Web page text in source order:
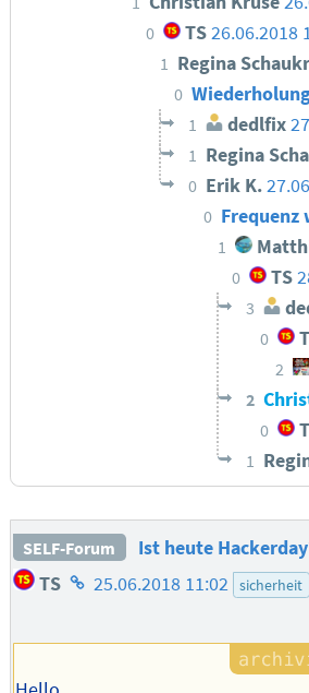
0 TS 26.06.2018
1 Regina
0
1 dedlfix
1 Regina
0 Erik K.
0 Frequenz
1
0 TS
3
0
2
2
0
1
SELF-Forum
Ist heute
TS Homepage
Autors
25.06.2018 11:02 sicherheit